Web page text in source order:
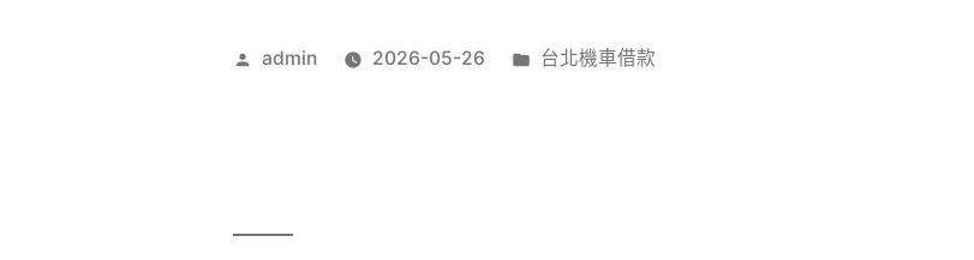
作
admin 2026-05-26
分
台北機車借款